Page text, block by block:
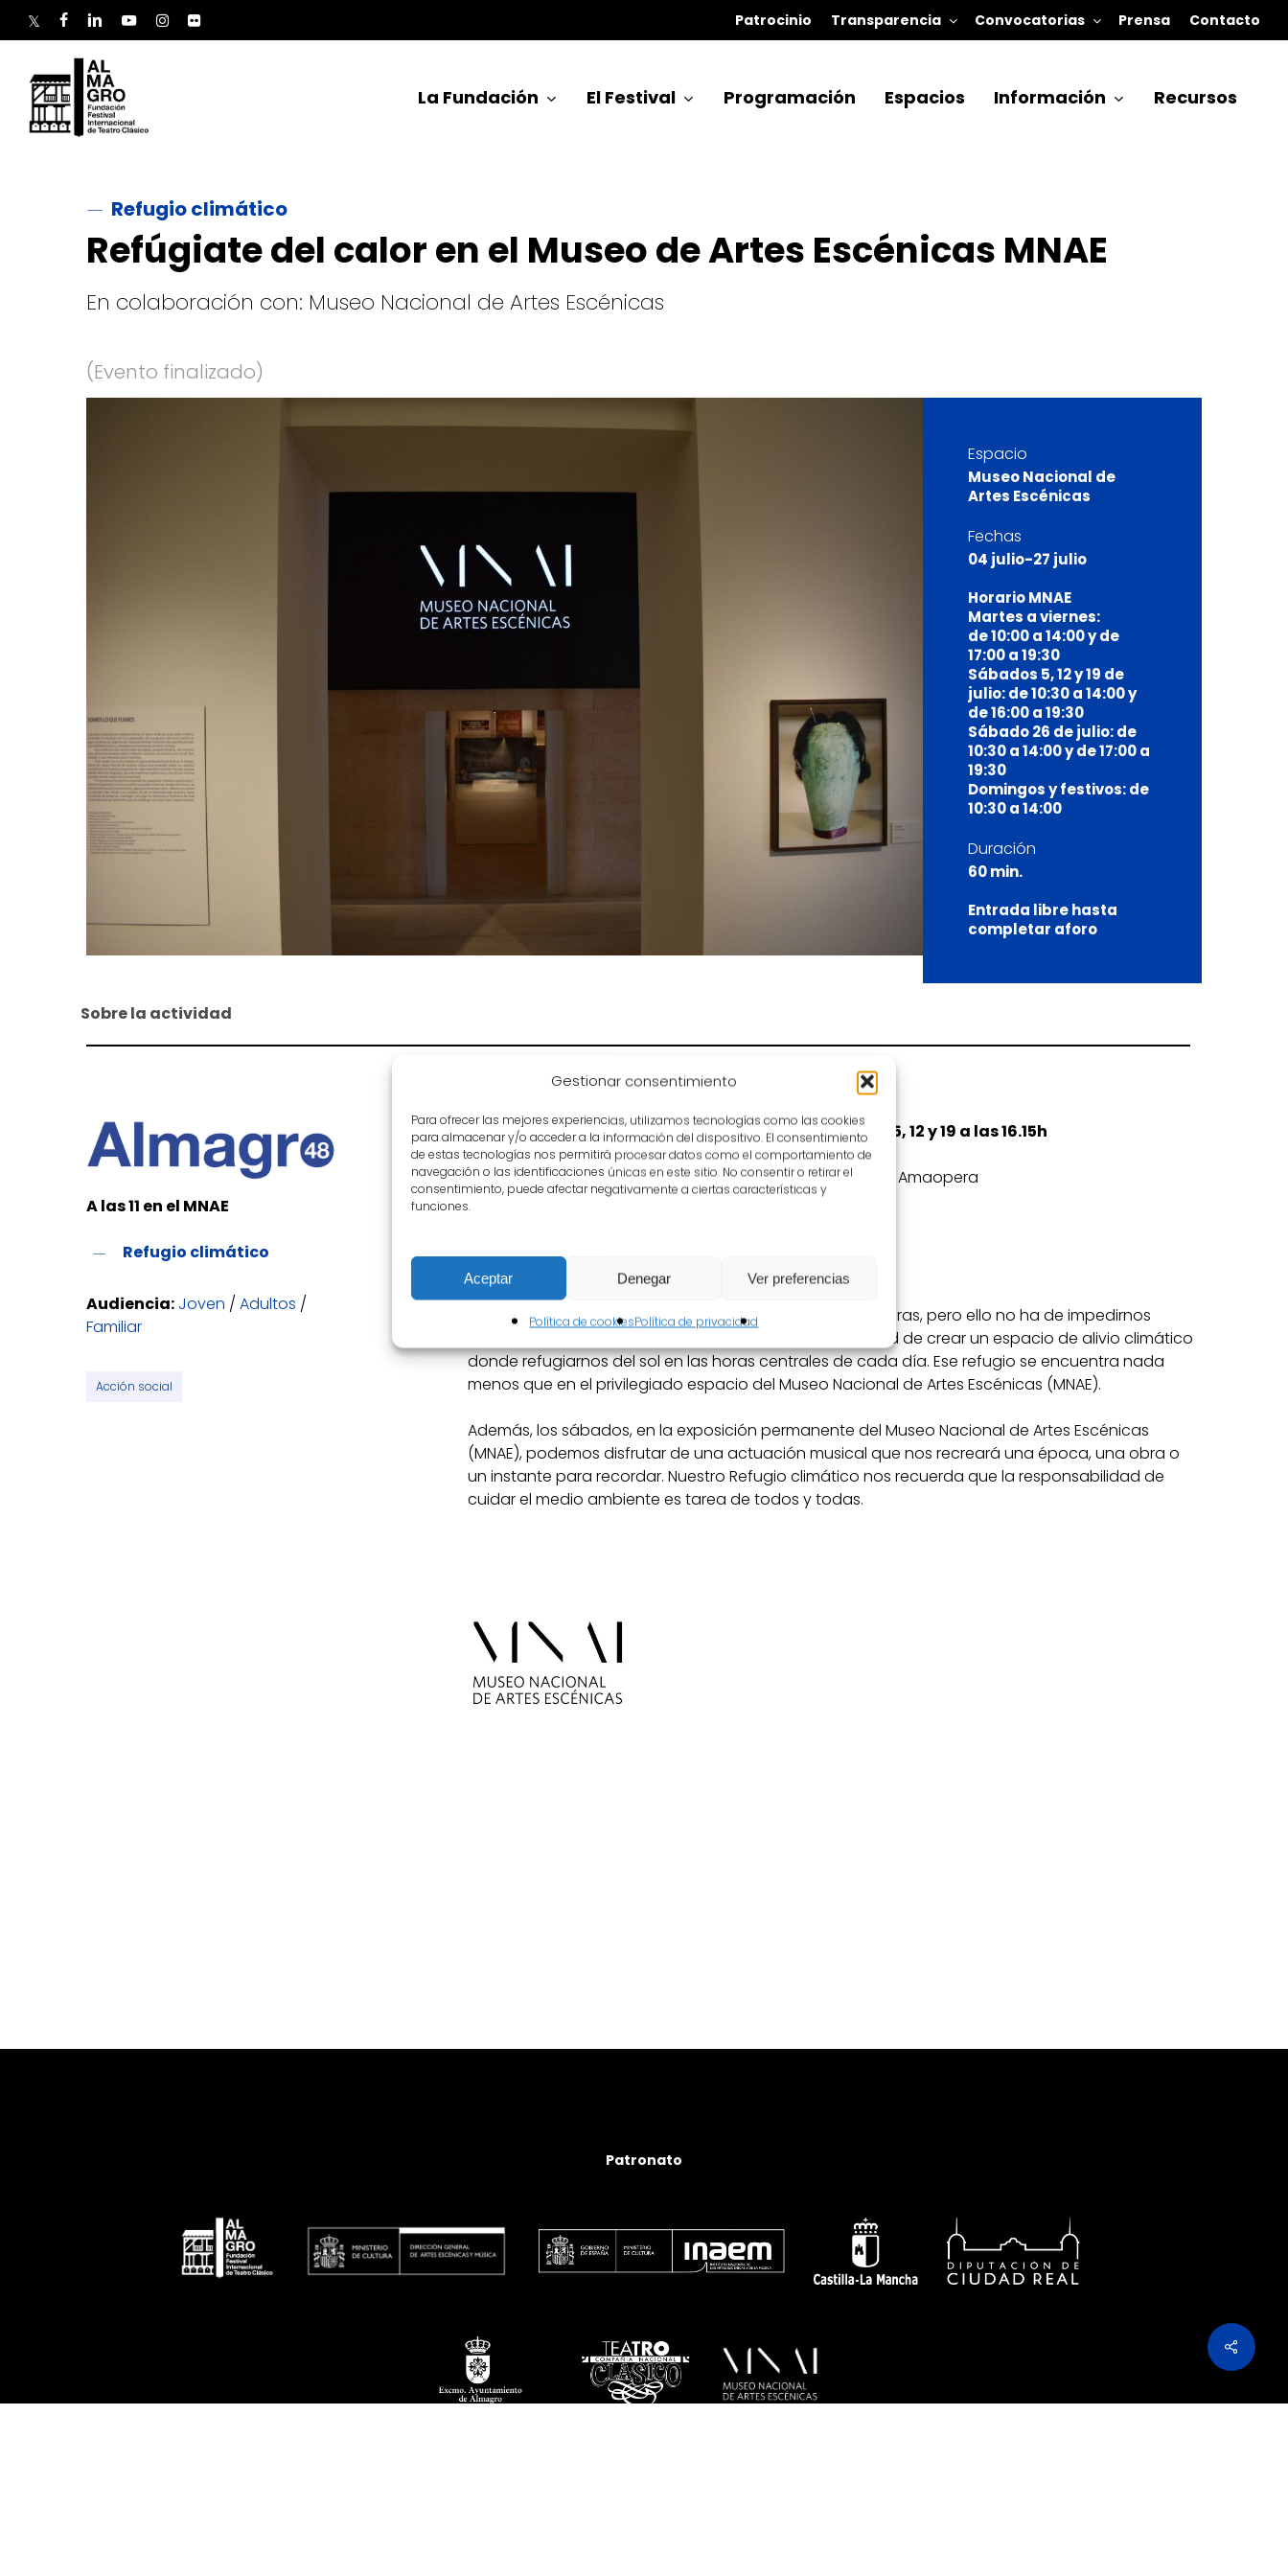
Gestionar consentimiento
Para ofrecer las mejores experiencias, utilizamos tecnologías como las cookies
para almacenar y/o acceder a la información del dispositivo. El consentimiento
de estas tecnologías nos permitirá procesar datos como el comportamiento de
navegación o las identificaciones únicas en este sitio. No consentir o retirar el
consentimiento, puede afectar negativamente a ciertas características y
funciones.
Aceptar Denegar Ver preferencias
Política de cookiesPolítica de privacidad
content
twitterfacebooklinkedinyoutubeinstagram
flickr
Patrocinio Transparencia Convocatorias Prensa Contacto
La Fundación El Festival Programación Espacios Información Recursos
Refugio climático
Refúgiate del calor en el Museo de Artes Escénicas MNAE
En colaboración con: Museo Nacional de Artes Escénicas
Espacio
Museo Nacional de
Artes Escénicas
Fechas
04 julio-27 julio
Horario MNAE
Martes a viernes:
de 10:00 a 14:00 y de
17:00 a 19:30
Sábados 5, 12 y 19 de
julio: de 10:30 a 14:00 y
de 16:00 a 19:30
Sábado 26 de julio: de
10:30 a 14:00 y de 17:00 a
19:30
Domingos y festivos: de
10:30 a 14:00
Duración
60 min.
Entrada libre hasta
completar aforo
Sobre la actividad
A las 11 en el MNAE
Refugio climático
Audiencia: Joven / Adultos /
Familiar
Acción social
Refugio climático amenizado con música: sábados 5, 12 y 19 a las 16.15h
“Ecos de España-La Música y la Palabra” de la Fundación Amaopera
Alicia Hervás Delicado (Soprano)
En Almagro, el calor del sol puede ser intenso a ciertas horas, pero ello no ha de impedirnos
disfrutar del Festival. De hecho, nos brinda la oportunidad de crear un espacio de alivio climático
donde refugiarnos del sol en las horas centrales de cada día. Ese refugio se encuentra nada
menos que en el privilegiado espacio del Museo Nacional de Artes Escénicas (MNAE).
Además, los sábados, en la exposición permanente del Museo Nacional de Artes Escénicas
(MNAE), podemos disfrutar de una actuación musical que nos recreará una época, una obra o
un instante para recordar. Nuestro Refugio climático nos recuerda que la responsabilidad de
cuidar el medio ambiente es tarea de todos y todas.
Share
Patronato